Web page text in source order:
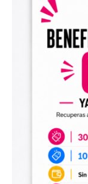
el archivo en tu
maquinaria DTF.
Diseños
También
perfectos para
envases,
Estos diseños
catálogo de
producciones
proveedor